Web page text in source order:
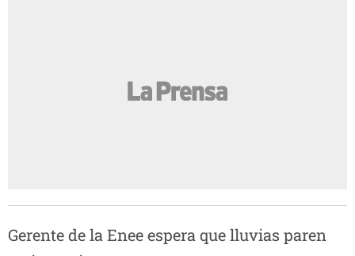
Gerente de la Enee espera que lluvias paren